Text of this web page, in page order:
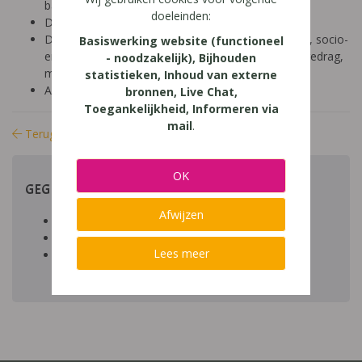
basisonderwijs (9-12 jaar)
Diagnose: ADD
Domein: leren studeren, organisatie klas en school, socio-
emotioneel, aandacht en concentratie, structuur, gedrag,
motivatie
Aard: praktisch
Terug naar bibliotheek
GEGEVENS
Datum toegevoegd:
bestand
doeleinden:
Basiswerking website (functioneel
- noodzakelijk), Bijhouden
statistieken, Inhoud van externe
bronnen, Live Chat,
Toegankelijkheid, Informeren via
mail.
OK
Afwijzen
Lees meer